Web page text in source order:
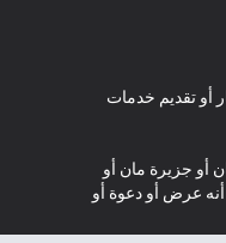
أو تقديم خدمات
أو جزيرة مان أو
أنه عرض أو دعوة أو